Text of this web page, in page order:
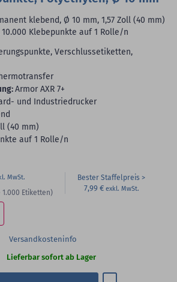
klebend, Ø 10 mm, 1,57 Zoll (40 mm)
10.000 Klebepunkte auf 1 Rolle/n
Verschlussetiketten,
Armor AXR 7+
und Industriedrucker
(40 mm)
auf 1 Rolle/n
1.000 Etiketten)
Bester Staffelpreis
7,99 €
Versandkosteninfo
Lieferbar sofort ab Lager